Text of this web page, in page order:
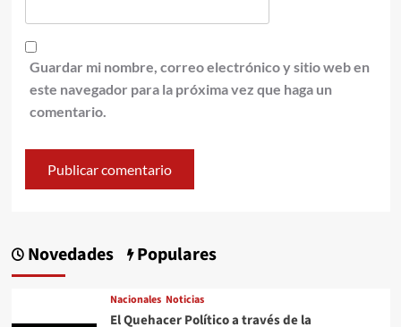
Guardar mi nombre, correo electrónico y sitio web en
este navegador para la próxima vez que haga un
comentario.
Novedades Populares
Nacionales Noticias
El Quehacer Político a través de la